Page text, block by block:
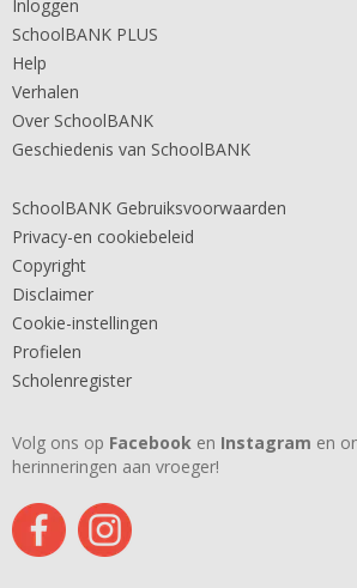
Inloggen
SchoolBANK PLUS
Help
Verhalen
Over SchoolBANK
Geschiedenis van SchoolBANK
SchoolBANK Gebruiksvoorwaarden
Privacy-en cookiebeleid
Copyright
Disclaimer
Cookie-instellingen
Profielen
Scholenregister
Volg ons op Facebook en Instagram en
herinneringen aan vroeger!